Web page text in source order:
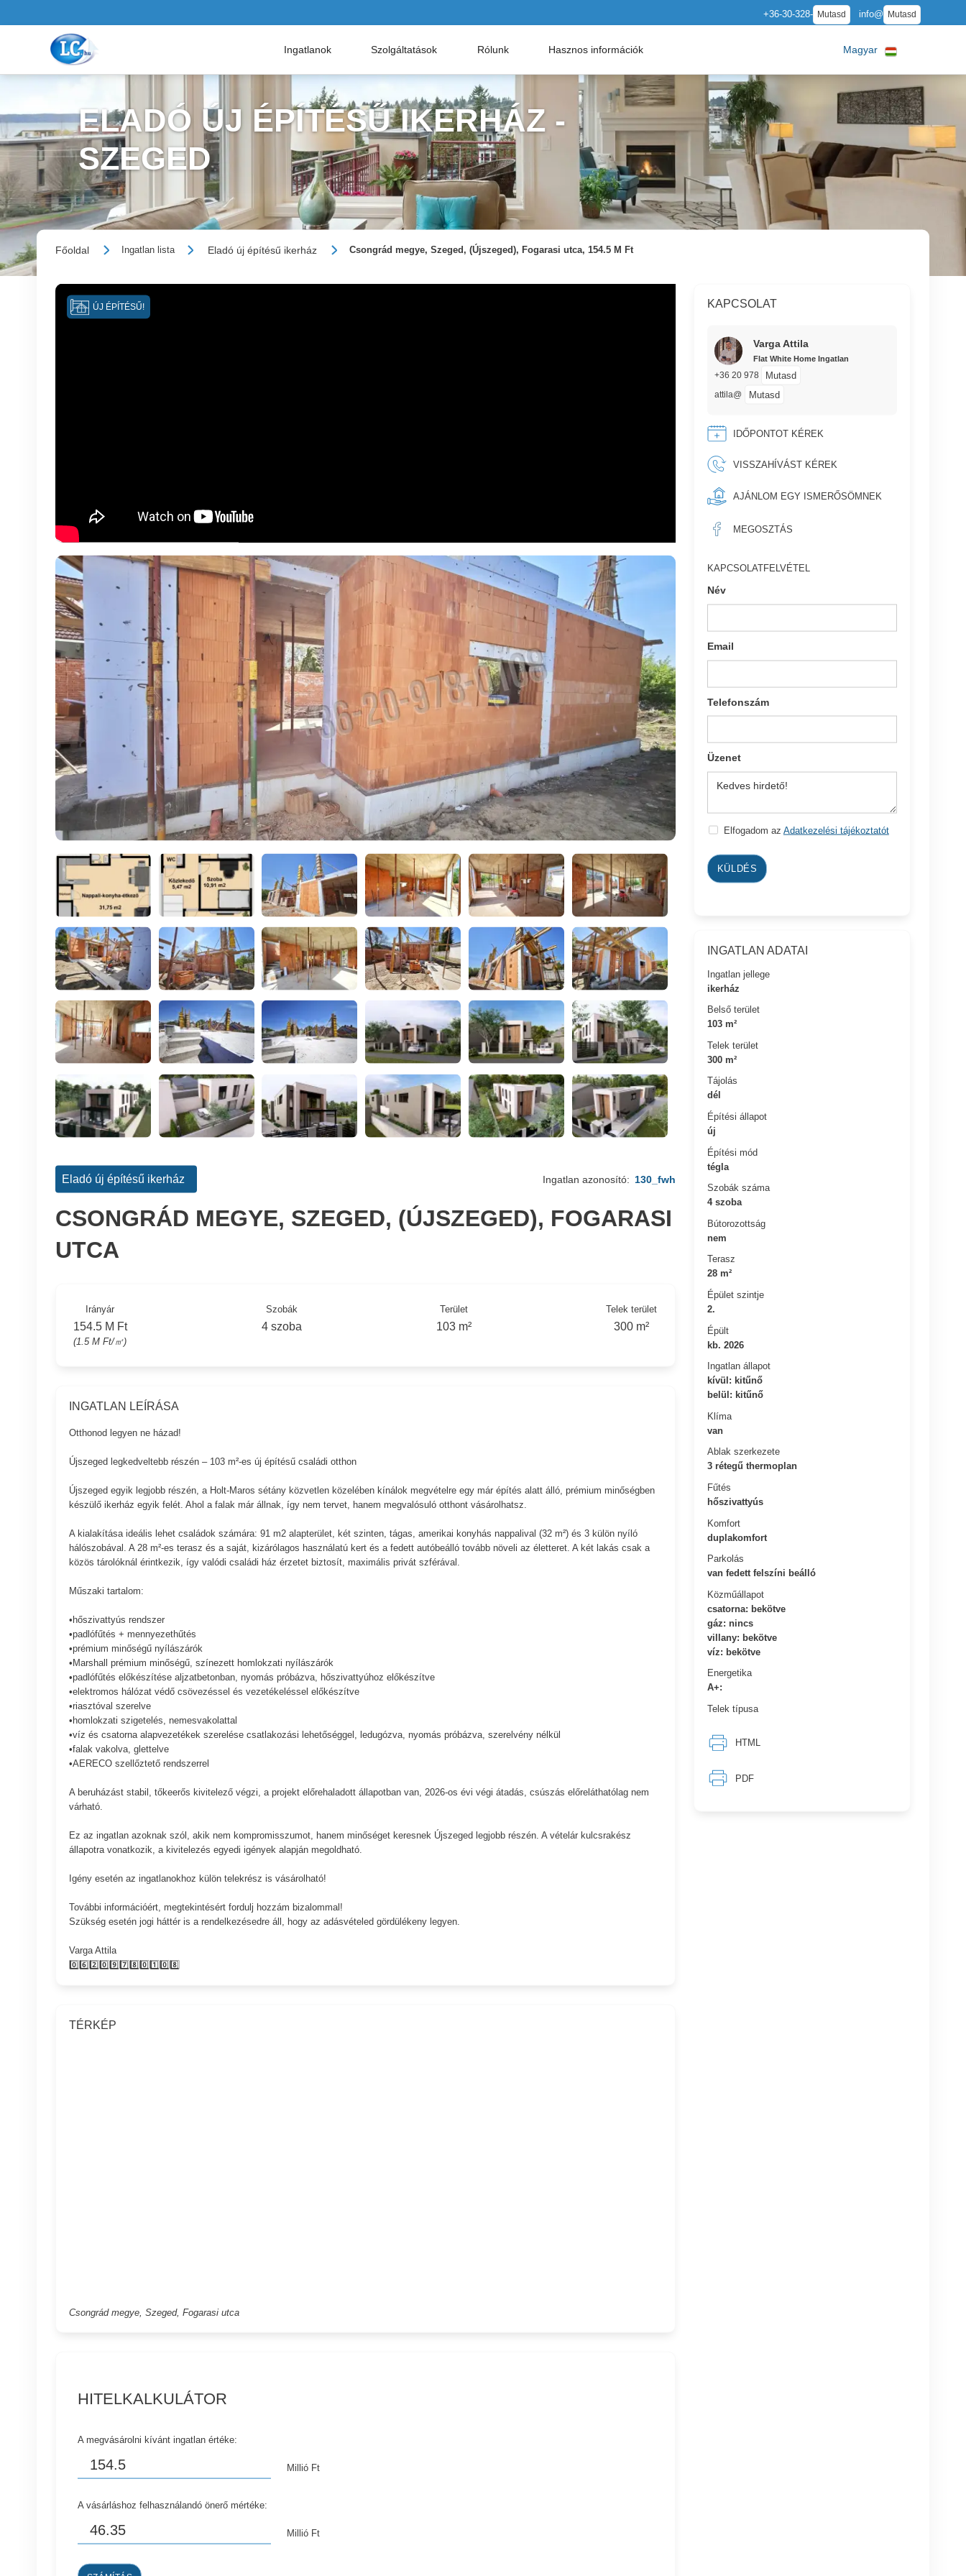
+36-30-328- Mutasd info@ Mutasd
Ingatlanok Szolgáltatások Rólunk Hasznos információk Magyar
ELADÓ ÚJ ÉPÍTÉSŰ IKERHÁZ -
SZEGED
Főoldal Ingatlan lista Eladó új építésű ikerház Csongrád megye, Szeged, (Újszeged), Fogarasi utca, 154.5 M Ft
ÚJ ÉPÍTÉSŰ! KAPCSOLAT
Varga Attila
Flat White Home Ingatlan
+36 20 978 Mutasd
attila@ Mutasd
IDŐPONTOT KÉREK
VISSZAHÍVÁST KÉREK
AJÁNLOM EGY ISMERŐSÖMNEK
MEGOSZTÁS
KAPCSOLATFELVÉTEL
Név
Email
Telefonszám
Üzenet
Elfogadom az Adatkezelési tájékoztatót
KÜLDÉS
INGATLAN ADATAI
Ingatlan jellege
ikerház
Belső terület
103 m²
Telek terület
300 m²
Tájolás
dél
Építési állapot
új
Építési mód
tégla
Szobák száma
4 szoba
Bútorozottság
nem
Terasz
28 m²
Épület szintje
2.
Épült
kb. 2026
Ingatlan állapot
kívül: kitűnő
belül: kitűnő
Klíma
van
Ablak szerkezete
3 rétegű thermoplan
Fűtés
hőszivattyús
Komfort
duplakomfort
Parkolás
van fedett felszíni beálló
Közműállapot
csatorna: bekötve
gáz: nincs
villany: bekötve
víz: bekötve
Energetika
A+:
Telek típusa
HTML
PDF
Eladó új építésű ikerház Ingatlan azonosító: 130_fwh
CSONGRÁD MEGYE, SZEGED, (ÚJSZEGED), FOGARASI
UTCA
Irányár
154.5 M Ft
(1.5 M Ft/㎡)
Szobák
4 szoba
Terület
103 m²
Telek terület
300 m²
INGATLAN LEÍRÁSA
Otthonod legyen ne házad!
Újszeged legkedveltebb részén – 103 m²-es új építésű családi otthon
Újszeged egyik legjobb részén, a Holt-Maros sétány közvetlen közelében kínálok megvételre egy már építés alatt álló, prémium minőségben
készülő ikerház egyik felét. Ahol a falak már állnak, így nem tervet, hanem megvalósuló otthont vásárolhatsz.
A kialakítása ideális lehet családok számára: 91 m2 alapterület, két szinten, tágas, amerikai konyhás nappalival (32 m²) és 3 külön nyíló
hálószobával. A 28 m²-es terasz és a saját, kizárólagos használatú kert és a fedett autóbeálló tovább növeli az életteret. A két lakás csak a
közös tárolóknál érintkezik, így valódi családi ház érzetet biztosít, maximális privát szférával.
Műszaki tartalom:
•hőszivattyús rendszer
•padlófűtés + mennyezethűtés
•prémium minőségű nyílászárók
•Marshall prémium minőségű, színezett homlokzati nyílászárók
•padlófűtés előkészítése aljzatbetonban, nyomás próbázva, hőszivattyúhoz előkészítve
•elektromos hálózat védő csövezéssel és vezetékeléssel előkészítve
•riasztóval szerelve
•homlokzati szigetelés, nemesvakolattal
•víz és csatorna alapvezetékek szerelése csatlakozási lehetőséggel, ledugózva, nyomás próbázva, szerelvény nélkül
•falak vakolva, glettelve
•AERECO szellőztető rendszerrel
A beruházást stabil, tőkeerős kivitelező végzi, a projekt előrehaladott állapotban van, 2026-os évi végi átadás, csúszás előreláthatólag nem
várható.
Ez az ingatlan azoknak szól, akik nem kompromisszumot, hanem minőséget keresnek Újszeged legjobb részén. A vételár kulcsrakész
állapotra vonatkozik, a kivitelezés egyedi igények alapján megoldható.
Igény esetén az ingatlanokhoz külön telekrész is vásárolható!
További információért, megtekintésért fordulj hozzám bizalommal!
Szükség esetén jogi háttér is a rendelkezésedre áll, hogy az adásvételed gördülékeny legyen.
Varga Attila
0️⃣6️⃣2️⃣0️⃣9️⃣7️⃣8️⃣0️⃣1️⃣0️⃣8️⃣
TÉRKÉP
Csongrád megye, Szeged, Fogarasi utca
HITELKALKULÁTOR
A megvásárolni kívánt ingatlan értéke:
Millió Ft
A vásárláshoz felhasználandó önerő mértéke:
Millió Ft